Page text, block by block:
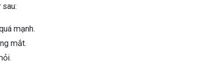
mạnh.
mắt.